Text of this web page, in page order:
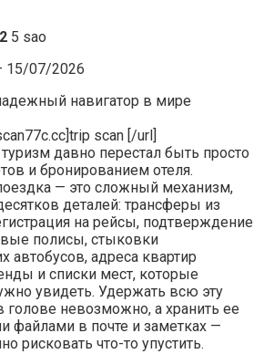
2 5 sao
15/07/2026
навигатор в мире
scan [/url]
давно перестал быть просто
и бронированием отеля.
— это сложный механизм,
деталей: трансферы из
на рейсы, подтверждение
полисы, стыковки
автобусов, адреса квартир
и списки мест, которые
увидеть. Удержать всю эту
невозможно, а хранить ее
файлами в почте и заметках —
рисковать что-то упустить.